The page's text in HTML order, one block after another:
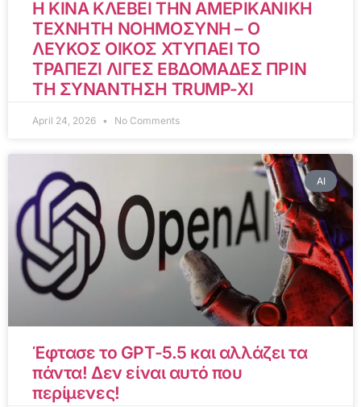
Η ΚΙΝΑ ΚΛΕΒΕΙ ΤΗΝ ΑΜΕΡΙΚΑΝΙΚΗ
ΤΕΧΝΗΤΗ ΝΟΗΜΟΣΥΝΗ – Ο
ΛΕΥΚΟΣ ΟΙΚΟΣ ΧΤΥΠΑΕΙ ΤΟ
ΤΡΑΠΕΖΙ ΛΙΓΕΣ ΕΒΔΟΜΑΔΕΣ ΠΡΙΝ
ΤΗ ΣΥΝΑΝΤΗΣΗ TRUMP-XI
April 24, 2026 No Comments
AI
Έφτασε το GPT-5.5 και αλλάζει τα
πάντα! Δεν είναι αυτό που
περίμενες!